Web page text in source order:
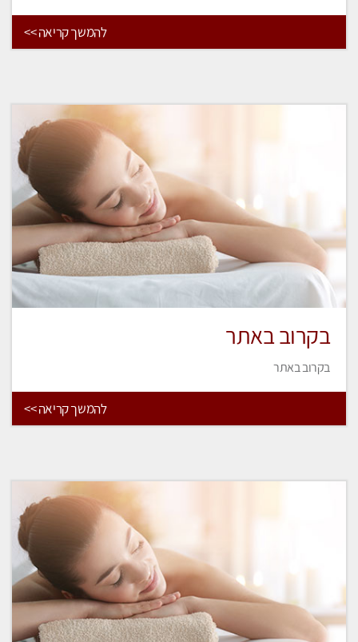
להמשך קריאה >>
בקרוב באתר
בקרוב באתר
להמשך קריאה >>